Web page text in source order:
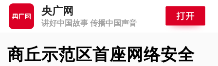
央广网
讲好中国故事 传播中国声音
商丘示范区首座网络安全